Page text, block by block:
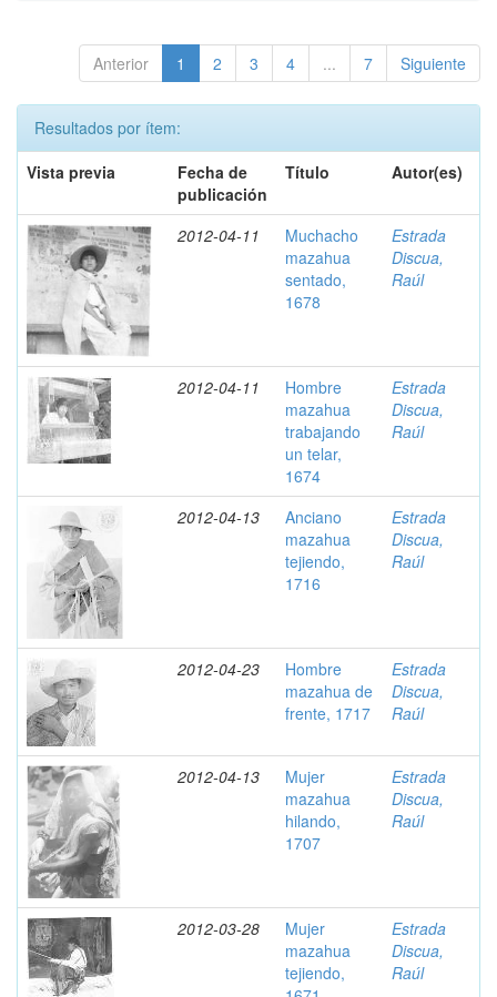
Anterior 1 2 3 4 ... 7 Siguiente
Resultados por ítem:
Vista previa
Fecha de
publicación
Título Autor(es)
2012-04-11
Muchacho
mazahua
sentado,
1678
Estrada
Discua,
Raúl
2012-04-11
Hombre
mazahua
trabajando
un telar,
1674
Estrada
Discua,
Raúl
2012-04-13
Anciano
mazahua
tejiendo,
1716
Estrada
Discua,
Raúl
2012-04-23
Hombre
mazahua de
frente, 1717
Estrada
Discua,
Raúl
2012-04-13
Mujer
mazahua
hilando,
1707
Estrada
Discua,
Raúl
2012-03-28
Mujer
mazahua
tejiendo,
Estrada
Discua,
Raúl